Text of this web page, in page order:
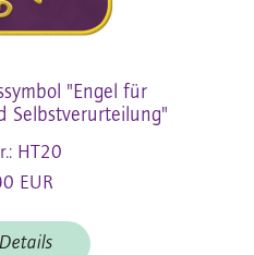
"Engel für
Selbstverurteilung"
HT20
EUR